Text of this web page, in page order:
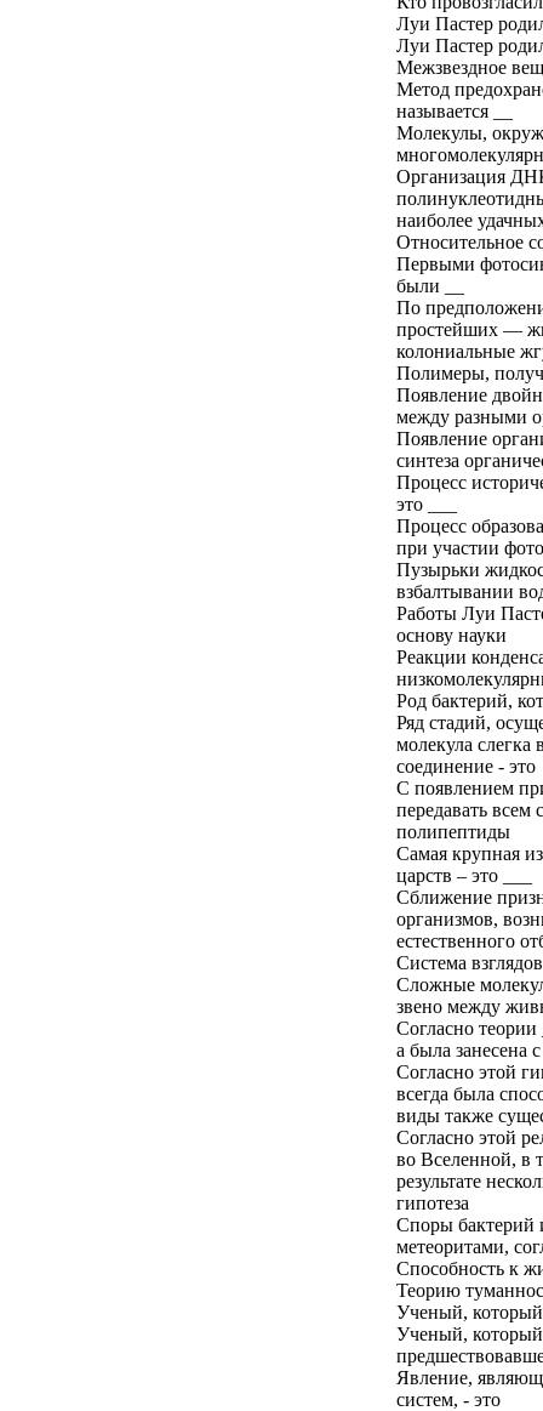
Луи Пастер
Луи Пастер
Межзвездное
Метод
называется __
Молекулы,
Организация
наиболее
Относительное
Первыми
были __
По
простейших —
колониальные
Полимеры,
Появление
между разными
Появление
синтеза
Процесс
это ___
Процесс
при участии
Пузырьки
взбалтывании
Работы Луи
основу науки
Реакции
Род бактерий,
Ряд стадий,
молекула слегка
соединение - это
С появлением
передавать всем
полипептиды
Самая крупная
царств – это ___
Сближение
организмов,
естественного
Система
Сложные
звено между
Согласно теории
а была занесена
Согласно этой
всегда была
виды также
Согласно этой
во Вселенной, в
результате
гипотеза
Споры бактерий
метеоритами,
Способность к
Теорию
Ученый, который
Ученый,
Явление,
систем, - это